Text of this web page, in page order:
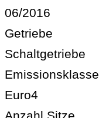
06/2016
Getriebe
Schaltgetriebe
Emissionsklasse
Euro4